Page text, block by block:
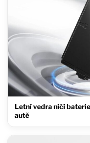
Letní vedra ničí
autě